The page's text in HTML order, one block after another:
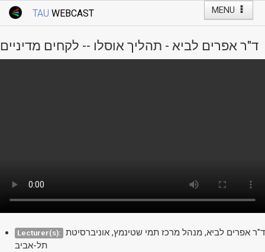
MENU
TAU WEBCAST
Webcast: Courses
Tel Aviv University
ד"ר אפרים לביא - תהליך אוסלו -- לקחים מדיניים
Lecturer(s): ד"ר אפרים לביא, מנהל מרכז תמי שטינמץ, אוניברסיטת
תל-אביב